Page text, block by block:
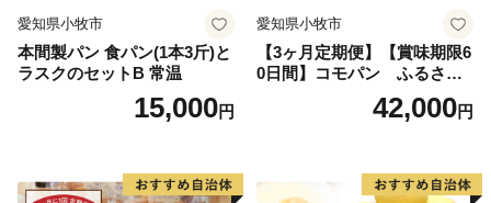
愛知県小牧市
本間製パン 食パン(1本3斤)と
ラスクのセットB 常温
15,000円
愛知県小牧市
【3ヶ月定期便】【賞味期限6
0日間】コモパン ふるさと
クロワッサンセット（計90
個）／災害用備蓄 保存食 非
42,000円